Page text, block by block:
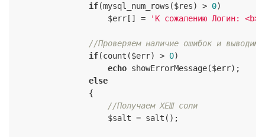
if(mysql_num_rows($res) > 0)
                    $err[] =
'К сожалению Логин: <b>'
//Проверяем наличие ошибок и выводим
if(count($err) > 0)
echo showErrorMessage($err);
else
                {
//Получаем ХЕШ соли
                    $salt = salt();